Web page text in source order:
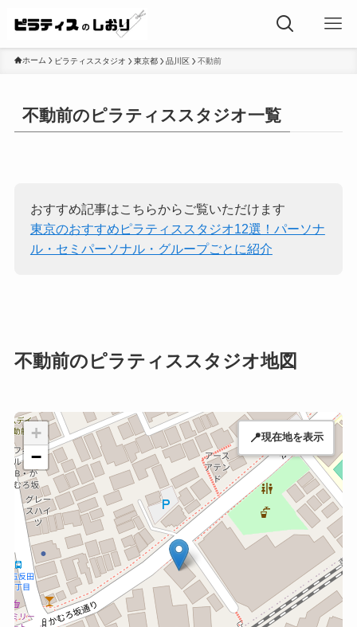
ホーム ピラティススタジオ 東京都 品川区 不動前
不動前のピラティススタジオ一覧
おすすめ記事はこちらからご覧いただけます
東京のおすすめピラティススタジオ12選！パーソナ
ル・セミパーソナル・グループごとに紹介
不動前のピラティススタジオ地図
+
−
📍現在地を表示